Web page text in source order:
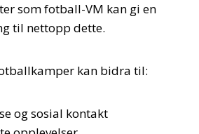
som fotball-VM kan gi en
til nettopp dette.
kan bidra til:
og sosial kontakt